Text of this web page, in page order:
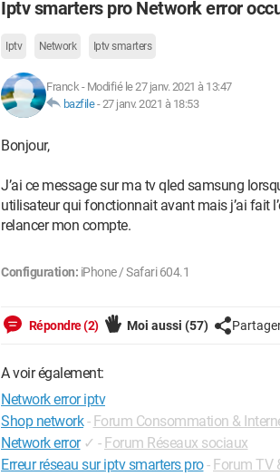
Iptv smarters pro Network error
Iptv Network Iptv smarters
Franck- Modifié le 27 janv. 2021 à 13:47
bazfile-27 janv. 2021 à 18:53
Bonjour,
J’ai ce message sur ma tv qled samsung
utilisateur qui fonctionnait avant mais j’ai fait
relancer mon compte.
Configuration: iPhone / Safari 604.1
Répondre (2) Moi aussi (57)
A voir également:
Network error iptv
Shop network - Forum Consommation &
Network error ✓ - Forum Réseaux sociaux
Erreur réseau sur iptv smarters pro- Forum TV